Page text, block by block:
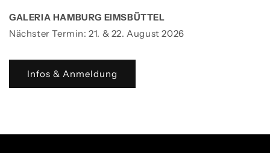
GALERIA HAMBURG EIMSBÜTTEL
Nächster Termin: 21. & 22. August 2026
Infos & Anmeldung